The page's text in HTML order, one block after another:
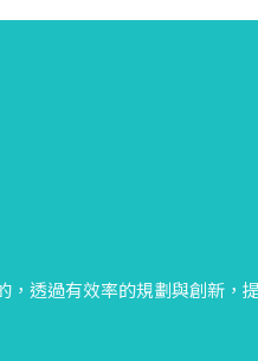
透過有效率的規劃與創新，